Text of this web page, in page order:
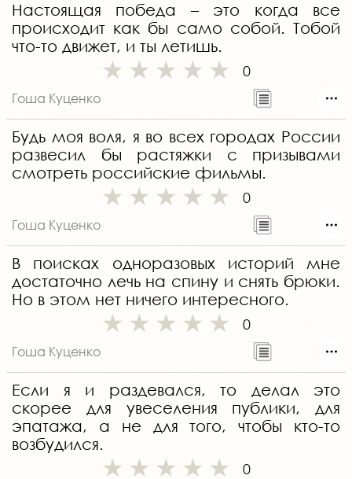
Настоящая победа – это когда все
происходит как бы само собой. Тобой
что-то движет, и ты летишь.
0
Гоша Куценко
Будь моя воля, я во всех городах России
развесил бы растяжки с призывами
смотреть российские фильмы.
0
Гоша Куценко
В поисках одноразовых историй мне
достаточно лечь на спину и снять брюки.
Но в этом нет ничего интересного.
0
Гоша Куценко
Если я и раздевался, то делал это
скорее для увеселения публики, для
эпатажа, а не для того, чтобы кто-то
возбудился.
0